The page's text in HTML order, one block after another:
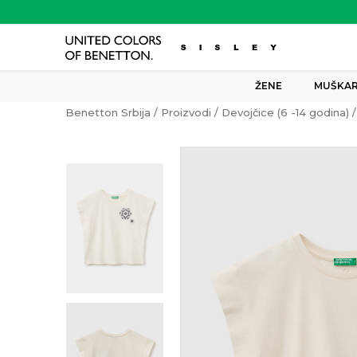
ŽENE
Benetton Srbija Proizvodi Devojčice (6 -14 godina)